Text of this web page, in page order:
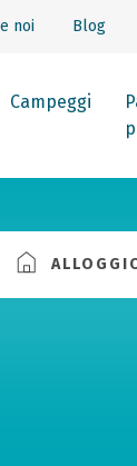
noi Blog
Campeggi